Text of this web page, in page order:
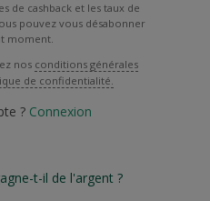
de cashback et les taux de
pouvez vous désabonner
moment.
nos conditions générales
de confidentialité.
? Connexion
t-il de l'argent ?